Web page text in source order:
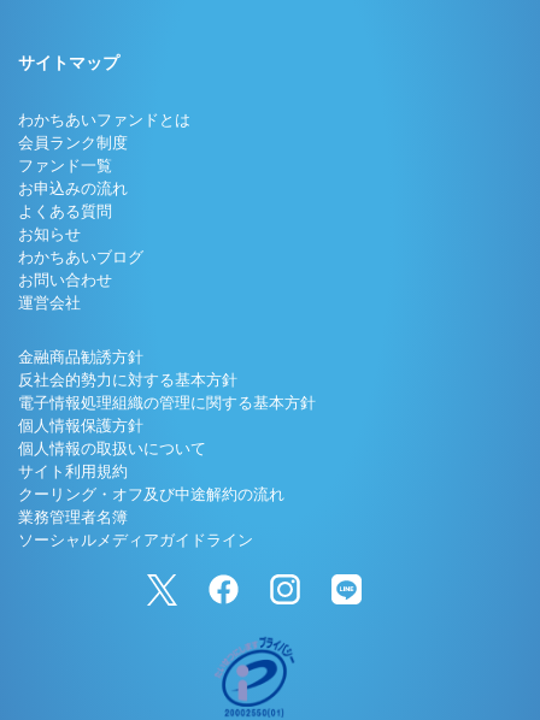
サイトマップ
わかちあいファンドとは
会員ランク制度
ファンド一覧
お申込みの流れ
よくある質問
お知らせ
わかちあいブログ
お問い合わせ
運営会社
金融商品勧誘方針
反社会的勢力に対する基本方針
電子情報処理組織の管理に関する基本方針
個人情報保護方針
個人情報の取扱いについて
サイト利用規約
クーリング・オフ及び中途解約の流れ
業務管理者名簿
ソーシャルメディアガイドライン